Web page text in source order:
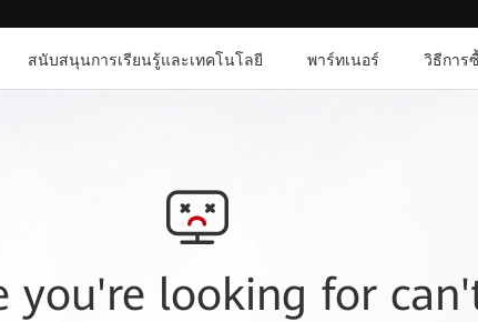
สนับสนุนการเรียนรู้และเทคโนโลยี พาร์ทเนอร์ วิธีการ
you're looking for